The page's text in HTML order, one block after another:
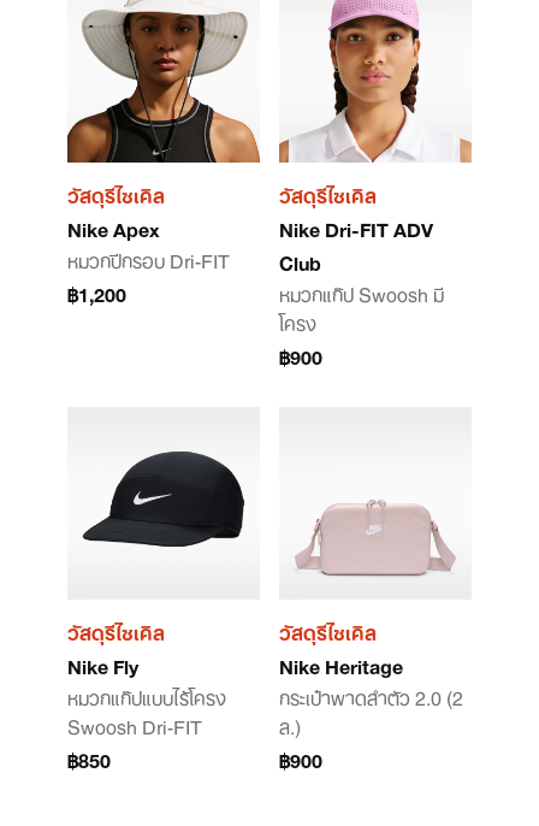
วัสดุรีไซเคิล
Nike Apex
หมวกปีกรอบ Dri-FIT
฿1,200
วัสดุรีไซเคิล
Nike Dri-FIT ADV
Club
หมวกแก๊ป Swoosh มี
โครง
฿900
วัสดุรีไซเคิล
Nike Fly
หมวกแก๊ปแบบไร้โครง
Swoosh Dri-FIT
฿850
วัสดุรีไซเคิล
Nike Heritage
กระเป๋าพาดลำตัว 2.0 (2
ล.)
฿900